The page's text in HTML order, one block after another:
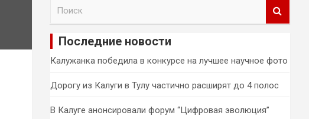
и
Последние новости
Калужанка победила в конкурсе на лучшее научное фото
Дорогу из Калуги в Тулу частично расширят до 4 полос
В Калуге анонсировали форум “Цифровая эволюция”